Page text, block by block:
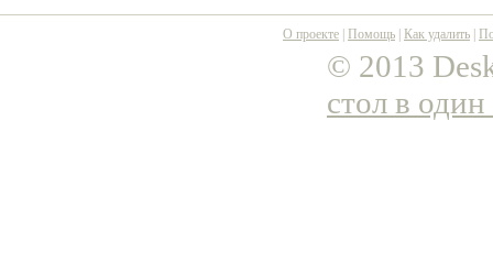
О проекте Помощь Как удалить
© 2013
стол в